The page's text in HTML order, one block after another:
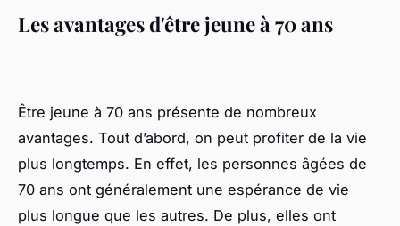
Les avantages d'être jeune à 70 ans
Être jeune à 70 ans présente de nombreux
avantages. Tout d’abord, on peut profiter de la vie
plus longtemps. En effet, les personnes âgées de
70 ans ont généralement une espérance de vie
plus longue que les autres. De plus, elles ont